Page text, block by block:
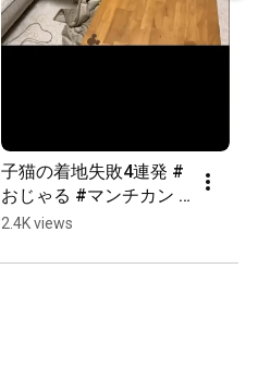
子猫の着地失敗4連発 #
おじゃる #マンチカン #
猫 #子猫 #shorts
2.4K views